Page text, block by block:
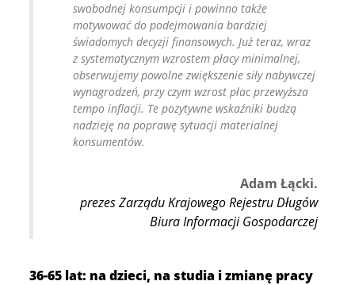
swobodnej konsumpcji i powinno także
motywować do podejmowania bardziej
świadomych decyzji finansowych. Już teraz, wraz
z systematycznym wzrostem płacy minimalnej,
obserwujemy powolne zwiększenie siły nabywczej
wynagrodzeń, przy czym wzrost płac przewyższa
tempo inflacji. Te pozytywne wskaźniki budzą
nadzieję na poprawę sytuacji materialnej
konsumentów.
Adam Łącki.
prezes Zarządu Krajowego Rejestru Długów
Biura Informacji Gospodarczej
36-65 lat: na dzieci, na studia i zmianę pracy